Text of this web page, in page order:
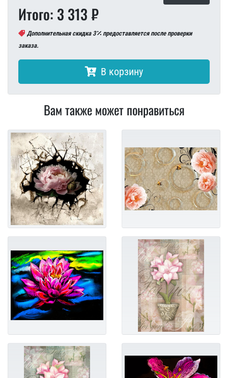
Итого: 3 313 ₽
Дополнительная скидка 3
предоставляется после проверки
заказа.
В корзину
Вам также может понравиться